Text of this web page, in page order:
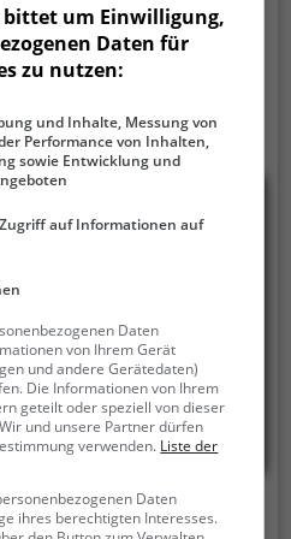
ob Familienausflug,
einfach mit Freunden -
kommt jeder auf
Wetter kann die
Grevenstein Meschede
Informationen hierzu
Dodenau
bittet um Einwilligung,
Daten für
zu nutzen:
und Inhalte, Messung von
Performance von Inhalten,
sowie Entwicklung und
auf Informationen auf
Daten
von Ihrem Gerät
und andere Gerätedaten)
Die Informationen von Ihrem
geteilt oder speziell von dieser
und unsere Partner dürfen
verwenden. Liste der
Daten
ihres berechtigten Interesses.